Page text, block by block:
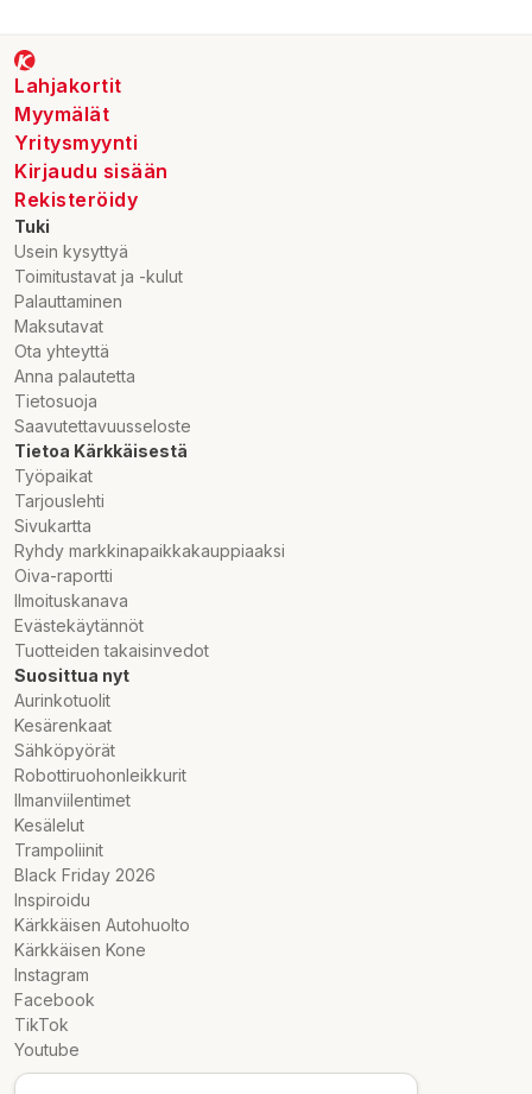
Lahjakortit
Myymälät
Yritysmyynti
Kirjaudu sisään
Rekisteröidy
Tuki
Usein kysyttyä
Toimitustavat ja -kulut
Palauttaminen
Maksutavat
Ota yhteyttä
Anna palautetta
Tietosuoja
Saavutettavuusseloste
Tietoa Kärkkäisestä
Työpaikat
Tarjouslehti
Sivukartta
Ryhdy markkinapaikkakauppiaaksi
Oiva-raportti
Ilmoituskanava
Evästekäytännöt
Tuotteiden takaisinvedot
Suosittua nyt
Aurinkotuolit
Kesärenkaat
Sähköpyörät
Robottiruohonleikkurit
Ilmanviilentimet
Kesälelut
Trampoliinit
Black Friday 2026
Inspiroidu
Kärkkäisen Autohuolto
Kärkkäisen Kone
Instagram
Facebook
TikTok
Youtube